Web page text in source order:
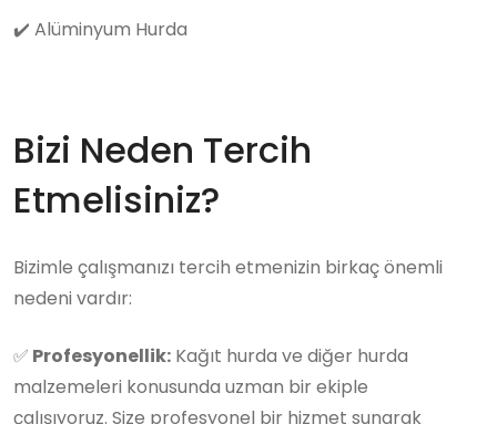
✔️ Alüminyum Hurda
Bizi Neden Tercih
Etmelisiniz?
Bizimle çalışmanızı tercih etmenizin birkaç önemli
nedeni vardır:
✅ Profesyonellik: Kağıt hurda ve diğer hurda
malzemeleri konusunda uzman bir ekiple
çalışıyoruz. Size profesyonel bir hizmet sunarak